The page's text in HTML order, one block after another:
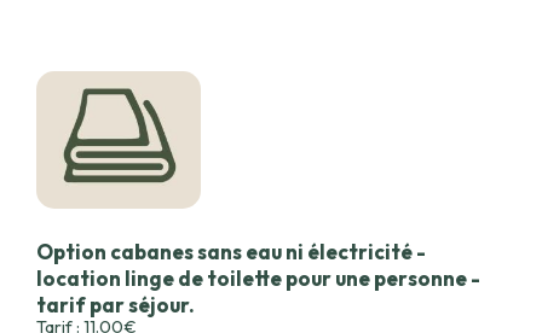
Option cabanes sans eau ni électricité -
location linge de toilette pour une personne -
tarif par séjour.
Tarif : 11.00€